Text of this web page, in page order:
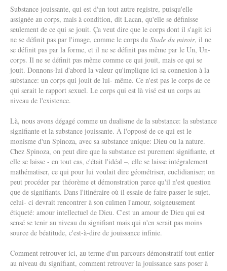
Substance jouissante, qui est d'un tout autre registre, puisqu'elle
assignée au corps, mais à condition, dit Lacan, qu'elle se définisse
seulement de ce qui se jouit. Ça veut dire que le corps dont il s'agit ici
ne se définit pas par l'image, comme le corps du Stade du miroir, il ne
se définit pas par la forme, et il ne se définit pas même par le Un, Un-
corps. Il ne se définit pas même comme ce qui jouit, mais ce qui se
jouit. Donnons-lui d'abord la valeur qu'implique ici sa connexion à la
substance: un corps qui jouit de lui- même. Ce n'est pas le corps de ce
qui serait le rapport sexuel. Le corps qui est là visé est un corps au
niveau de l'existence.
Là, nous avons dégagé comme un dualisme de la substance: la substance
signifiante et la substance jouissante. À l'opposé de ce qui est le
monisme d'un Spinoza, avec sa substance unique: Dieu ou la nature.
Chez Spinoza, on peut dire que la substance est purement signifiante, et
elle se laisse - en tout cas, c'était l'idéal –, elle se laisse intégralement
mathématiser, ce qui pour lui voulait dire géométriser, euclidianiser; on
peut procéder par théorème et démonstration parce qu'il n'est question
que de signifiants. Dans l'itinéraire où il essaie de faire passer le sujet,
celui- ci devrait rencontrer à son culmen l'amour, soigneusement
étiqueté: amour intellectuel de Dieu. C'est un amour de Dieu qui est
sensé se tenir au niveau du signifiant mais qui n'en serait pas moins
source de béatitude, c'est-à-dire de jouissance infinie.
Comment retrouver ici, au terme d'un parcours démonstratif tout entier
au niveau du signifiant, comment retrouver la jouissance sans poser à